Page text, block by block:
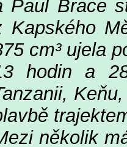
Paul Brace
Kapského
cm³ ujela
hodin a
několik